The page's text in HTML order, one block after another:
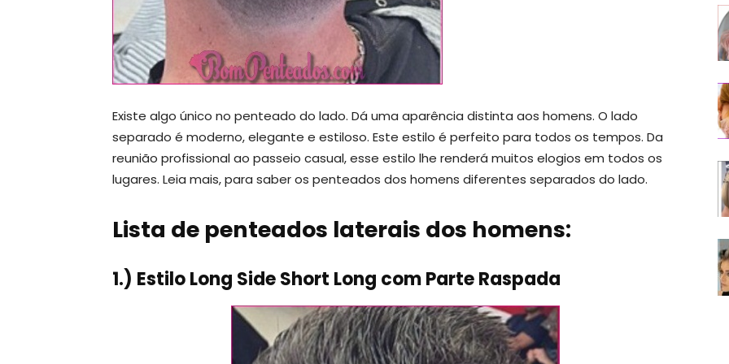
Existe algo único no penteado do lado. Dá uma aparência distinta aos homens. O lado
separado é moderno, elegante e estiloso. Este estilo é perfeito para todos os tempos. Da
reunião profissional ao passeio casual, esse estilo lhe renderá muitos elogios em todos os
lugares. Leia mais, para saber os penteados dos homens diferentes separados do lado.
Lista de penteados laterais dos homens:
1.) Estilo Long Side Short Long com Parte Raspada